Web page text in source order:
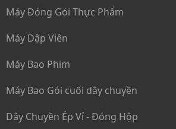
Máy Đóng Gói Thực Phẩm
Máy Dập Viên
Máy Bao Phim
Máy Bao Gói cuối dây chuyền
Dây Chuyền Ép Vỉ - Đóng Hộp